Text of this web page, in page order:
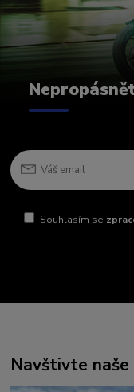
Souhlasím se
Navštivte naše